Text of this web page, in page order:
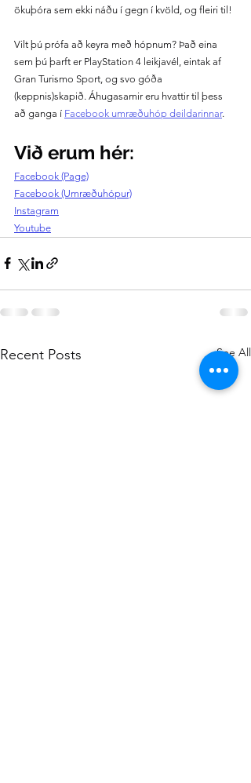
ökuþóra sem ekki náðu í gegn í kvöld, og fleiri til!
Vilt þú prófa að keyra með hópnum? Það eina
sem þú þarft er PlayStation 4 leikjavél, eintak af
Gran Turismo Sport, og svo góða
(keppnis)skapið. Áhugasamir eru hvattir til þess
að ganga í Facebook umræðuhóp deildarinnar.
Við erum hér:
Facebook (Page)
Facebook (Umræðuhópur)
Instagram
Youtube
Recent Posts See All